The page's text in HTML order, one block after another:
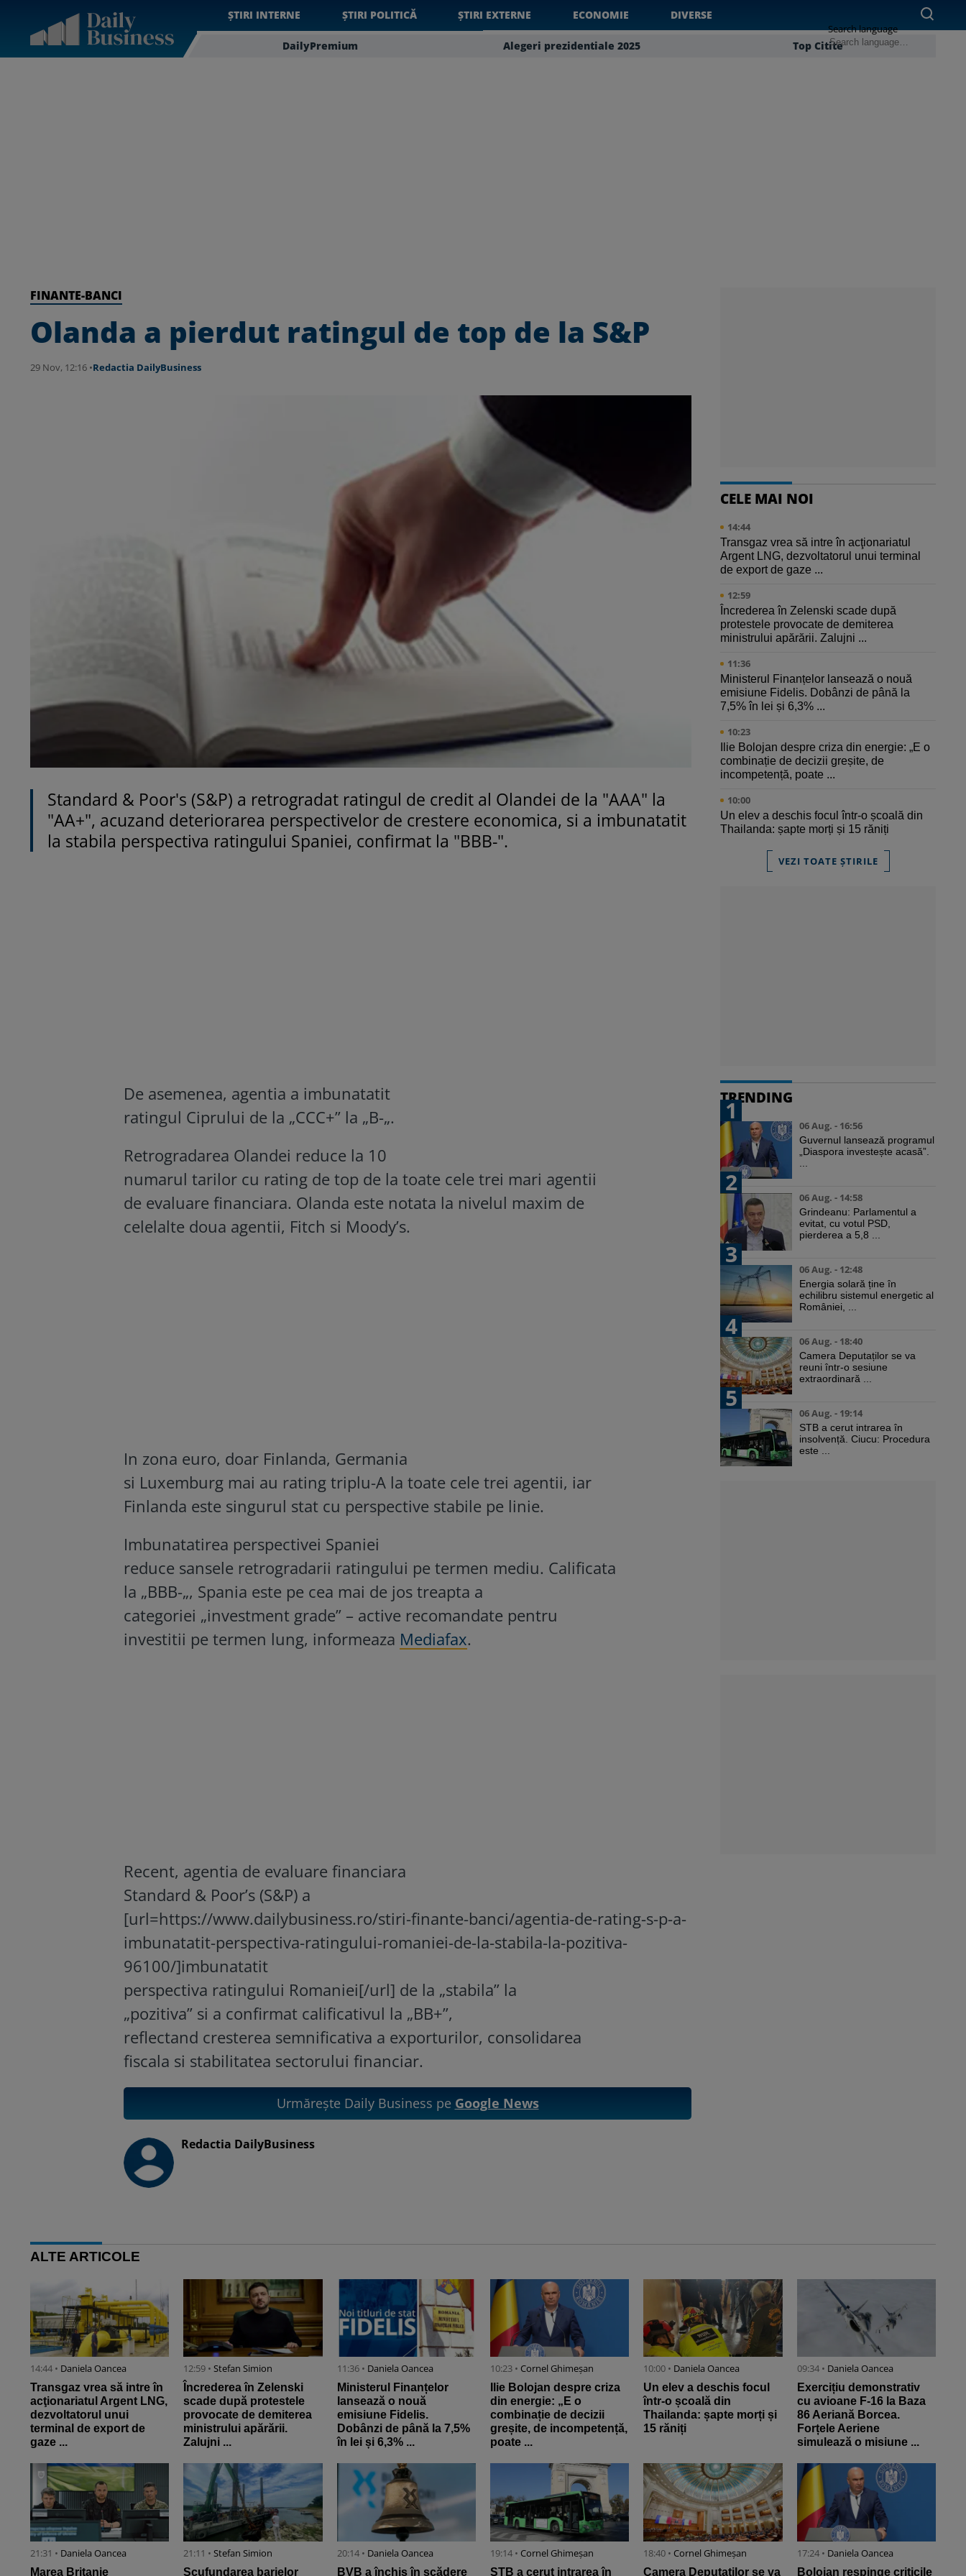
ȘTIRI INTERNE ȘTIRI POLITICĂ ȘTIRI EXTERNE ECONOMIE DIVERSE
DailyPremium Alegeri prezidentiale 2025 Top Citite
Search language
FINANTE-BANCI
Olanda a pierdut ratingul de top de la S&P
29 Nov, 12:16 •Redactia DailyBusiness
Standard & Poor's (S&P) a retrogradat ratingul de credit al Olandei de la "AAA" la
"AA+", acuzand deteriorarea perspectivelor de crestere economica, si a imbunatatit
la stabila perspectiva ratingului Spaniei, confirmat la "BBB-".
De asemenea, agentia a imbunatatit
ratingul Ciprului de la „CCC+” la „B-„.
Retrogradarea Olandei reduce la 10
numarul tarilor cu rating de top de la toate cele trei mari agentii
de evaluare financiara. Olanda este notata la nivelul maxim de
celelalte doua agentii, Fitch si Moody’s.
In zona euro, doar Finlanda, Germania
si Luxemburg mai au rating triplu-A la toate cele trei agentii, iar
Finlanda este singurul stat cu perspective stabile pe linie.
Imbunatatirea perspectivei Spaniei
reduce sansele retrogradarii ratingului pe termen mediu. Calificata
la „BBB-„, Spania este pe cea mai de jos treapta a
categoriei „investment grade” – active recomandate pentru
investitii pe termen lung, informeaza Mediafax.
Recent, agentia de evaluare financiara
Standard & Poor’s (S&P) a
[url=https://www.dailybusiness.ro/stiri-finante-banci/agentia-de-rating-s-p-a-
imbunatatit-perspectiva-ratingului-romaniei-de-la-stabila-la-pozitiva-
96100/]imbunatatit
perspectiva ratingului Romaniei[/url] de la „stabila” la
„pozitiva” si a confirmat calificativul la „BB+”,
reflectand cresterea semnificativa a exporturilor, consolidarea
fiscala si stabilitatea sectorului financiar.
Urmărește Daily Business pe Google News
Redactia DailyBusiness
ALTE ARTICOLE
14:44 • Daniela Oancea
Transgaz vrea să intre în
acţionariatul Argent LNG,
dezvoltatorul unui
terminal de export de
gaze ...
12:59 •Stefan Simion
Încrederea în Zelenski
scade după protestele
provocate de demiterea
ministrului apărării.
Zalujni ...
11:36 • Daniela Oancea
Ministerul Finanțelor
lansează o nouă
emisiune Fidelis.
Dobânzi de până la 7,5%
în lei și 6,3% ...
10:23 • Cornel Ghimeșan
Ilie Bolojan despre criza
din energie: „E o
combinație de decizii
greșite, de incompetență,
poate ...
10:00 • Daniela Oancea
Un elev a deschis focul
într-o școală din
Thailanda: șapte morți și
15 răniți
09:34 • Daniela Oancea
Exercițiu demonstrativ
cu avioane F-16 la Baza
86 Aeriană Borcea.
Forțele Aeriene
simulează o misiune ...
21:31 • Daniela Oancea
Marea Britanie
21:11 •Stefan Simion
Scufundarea barjelor
20:14 • Daniela Oancea
BVB a închis în scădere
19:14 • Cornel Ghimeșan
STB a cerut intrarea în
18:40 • Cornel Ghimeșan
Camera Deputaților se va
17:24 • Daniela Oancea
Bolojan respinge criticile
CELE MAI NOI
14:44
Transgaz vrea să intre în acţionariatul
Argent LNG, dezvoltatorul unui terminal
de export de gaze ...
12:59
Încrederea în Zelenski scade după
protestele provocate de demiterea
ministrului apărării. Zalujni ...
11:36
Ministerul Finanțelor lansează o nouă
emisiune Fidelis. Dobânzi de până la
7,5% în lei și 6,3% ...
10:23
Ilie Bolojan despre criza din energie: „E o
combinație de decizii greșite, de
incompetență, poate ...
10:00
Un elev a deschis focul într-o școală din
Thailanda: șapte morți și 15 răniți
VEZI TOATE ȘTIRILE
TRENDING
1
06 Aug. - 16:56
Guvernul lansează programul
„Diaspora investește acasă”.
2
06 Aug. - 14:58
Grindeanu: Parlamentul a
evitat, cu votul PSD,
pierderea a 5,8 ...
3
06 Aug. - 12:48
Energia solară ține în
echilibru sistemul energetic al
României, ...
4
06 Aug. - 18:40
Camera Deputaților se va
reuni într-o sesiune
extraordinară ...
5
06 Aug. - 19:14
STB a cerut intrarea în
insolvență. Ciucu: Procedura
este ...